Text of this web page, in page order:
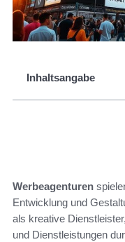
Inhaltsangabe
Werbeagenturen
Entwicklung und
als kreative
und Dienstleistungen